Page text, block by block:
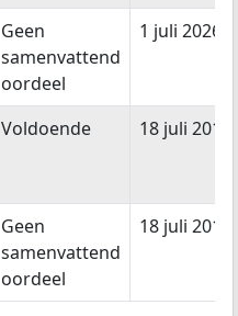
Geen
samenvattend
oordeel
1 juli 2026
Voldoende 18 juli 2019
Geen
samenvattend
oordeel
18 juli 2019